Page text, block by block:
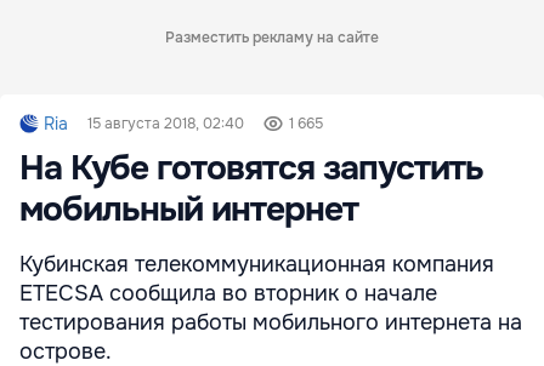
Разместить рекламу на сайте
Ria 15 августа 2018, 02:40 1 665
На Кубе готовятся запустить
мобильный интернет
Кубинская телекоммуникационная компания
ETECSA сообщила во вторник о начале
тестирования работы мобильного интернета на
острове.